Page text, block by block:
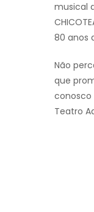
musical
80 anos
Não
que
conosco
Teatro